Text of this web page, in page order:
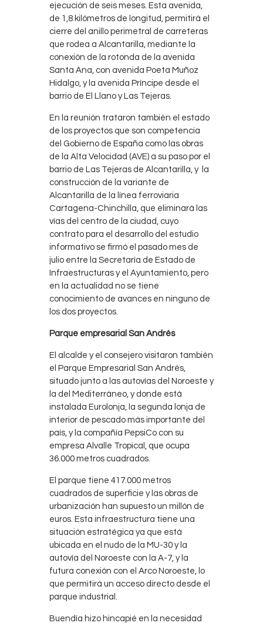
ejecución de seis meses. Esta avenida,
de 1,8 kilómetros de longitud, permitirá el
cierre del anillo perimetral de carreteras
que rodea a Alcantarilla, mediante la
conexión de la rotonda de la avenida
Santa Ana, con avenida Poeta Muñoz
Hidalgo, y la avenida Príncipe desde el
barrio de El Llano y Las Tejeras.
En la reunión trataron también el estado
de los proyectos que son competencia
del Gobierno de España como las obras
de la Alta Velocidad (AVE) a su paso por el
barrio de Las Tejeras de Alcantarilla, y la
construcción de la variante de
Alcantarilla de la línea ferroviaria
Cartagena-Chinchilla, que eliminará las
vías del centro de la ciudad, cuyo
contrato para el desarrollo del estudio
informativo se firmó el pasado mes de
julio entre la Secretaría de Estado de
Infraestructuras y el Ayuntamiento, pero
en la actualidad no se tiene
conocimiento de avances en ninguno de
los dos proyectos.
Parque empresarial San Andrés
El alcalde y el consejero visitaron también
el Parque Empresarial San Andrés,
situado junto a las autovías del Noroeste y
la del Mediterráneo, y donde está
instalada Eurolonja, la segunda lonja de
interior de pescado más importante del
país, y la compañía PepsiCo con su
empresa Alvalle Tropical, que ocupa
36.000 metros cuadrados.
El parque tiene 417.000 metros
cuadrados de superficie y las obras de
urbanización han supuesto un millón de
euros. Esta infraestructura tiene una
situación estratégica ya que está
ubicada en el nudo de la MU-30 y la
autovía del Noroeste con la A-7, y la
futura conexión con el Arco Noroeste, lo
que permitirá un acceso directo desde el
parque industrial.
Buendía hizo hincapié en la necesidad